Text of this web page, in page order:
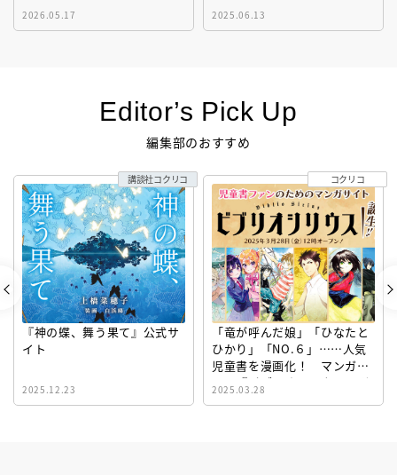
2026.05.17 2025.06.13
Editor’s Pick Up
編集部のおすすめ
『神の蝶、舞う果て』公式サ
イト
2025.12.23
講談社コクリコ
「竜が呼んだ娘」「ひなたと
ひかり」「NO.６」……人気
児童書を漫画化！ マンガサ
イト『ビブリオシリウス』誕
生！
2025.03.28
コクリコ